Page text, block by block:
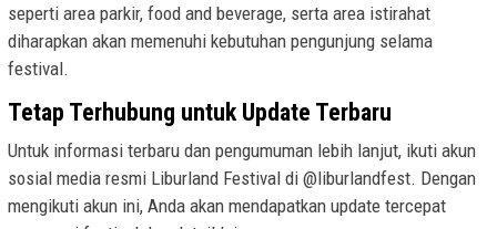
seperti area parkir, food and beverage, serta area istirahat
diharapkan akan memenuhi kebutuhan pengunjung selama
festival.
Tetap Terhubung untuk Update Terbaru
Untuk informasi terbaru dan pengumuman lebih lanjut, ikuti akun
sosial media resmi Liburland Festival di @liburlandfest. Dengan
mengikuti akun ini, Anda akan mendapatkan update tercepat